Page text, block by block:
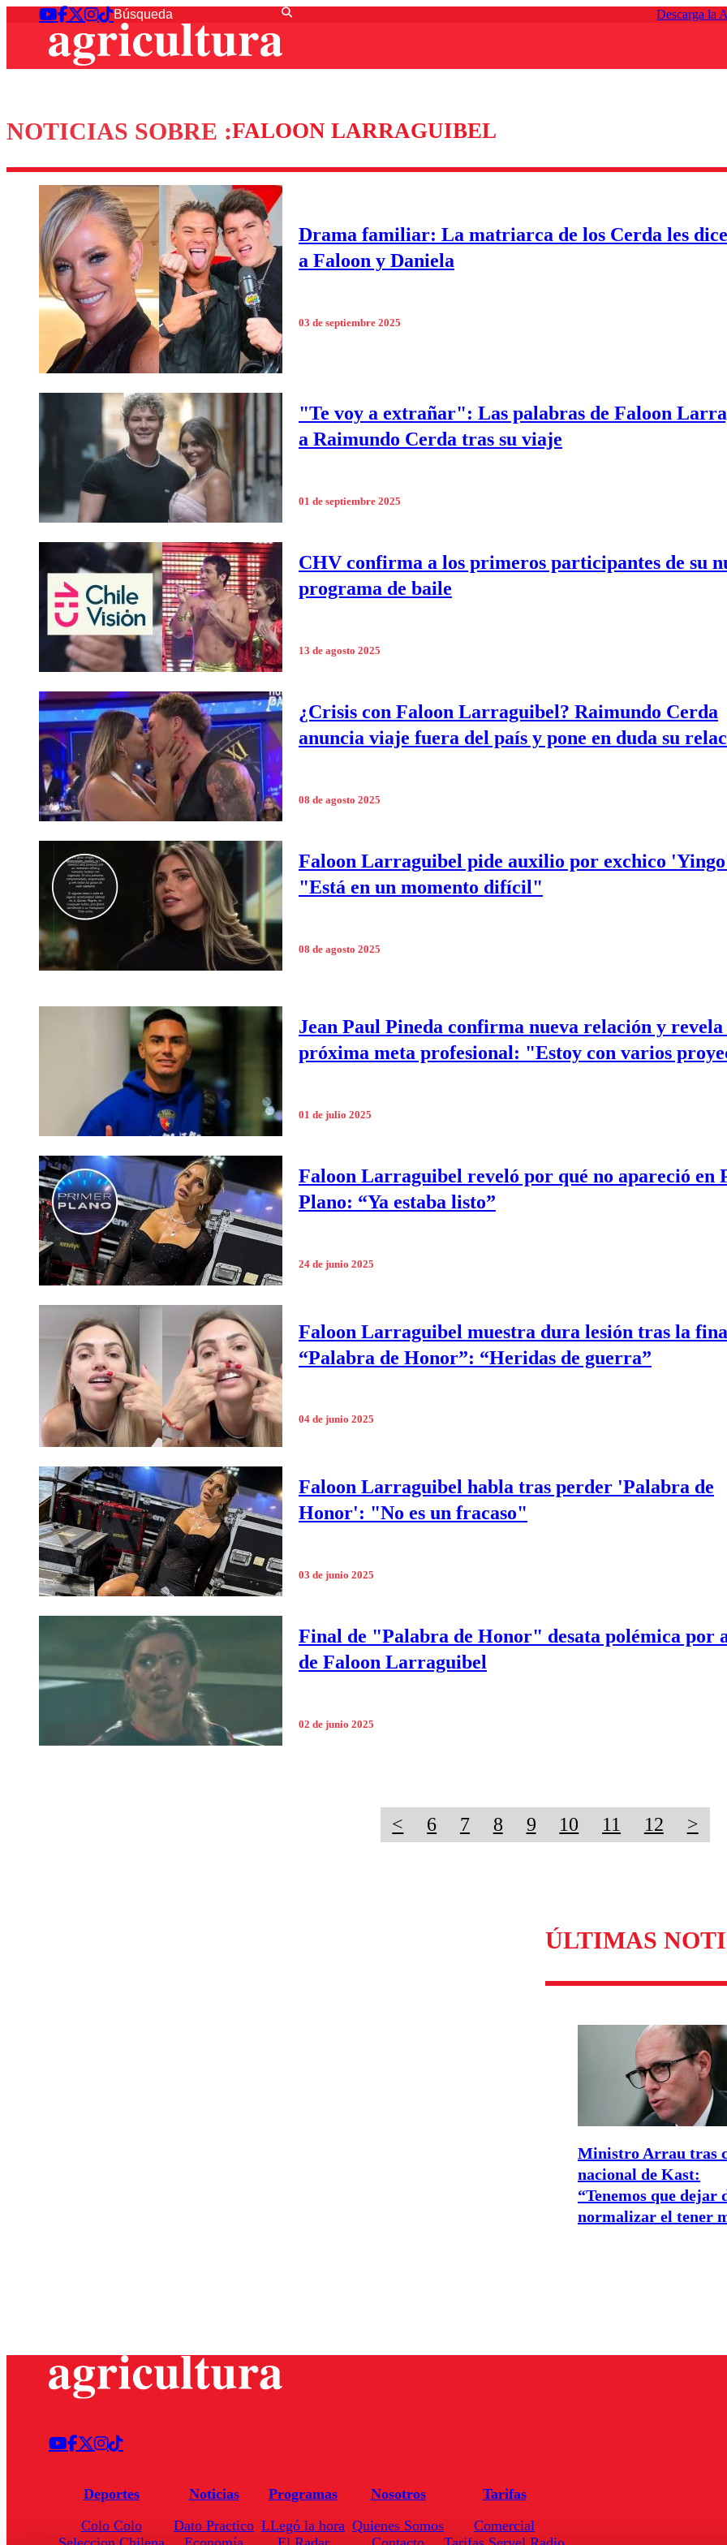
Descarga la
NOTICIAS SOBRE :FALOON LARRAGUIBEL
Drama familiar: La matriarca de los Cerda les
a Faloon y Daniela
03 de septiembre 2025
"Te voy a extrañar": Las palabras de Faloon
a Raimundo Cerda tras su viaje
01 de septiembre 2025
CHV confirma a los primeros participantes de su
programa de baile
13 de agosto 2025
¿Crisis con Faloon Larraguibel? Raimundo Cerda
anuncia viaje fuera del país y pone en duda su
08 de agosto 2025
Faloon Larraguibel pide auxilio por exchico
"Está en un momento difícil"
08 de agosto 2025
Jean Paul Pineda confirma nueva relación y revela
próxima meta profesional: "Estoy con varios
01 de julio 2025
Faloon Larraguibel reveló por qué no apareció en
Plano: “Ya estaba listo”
24 de junio 2025
Faloon Larraguibel muestra dura lesión tras la
“Palabra de Honor”: “Heridas de guerra”
04 de junio 2025
Faloon Larraguibel habla tras perder 'Palabra de
Honor': "No es un fracaso"
03 de junio 2025
Final de "Palabra de Honor" desata polémica por
de Faloon Larraguibel
02 de junio 2025
< 6 7 8 9 10 11 12 >
ÚLTIMAS
Ministro Arrau tras
nacional de Kast:
“Tenemos que dejar
normalizar el tener
Deportes
Colo Colo
Noticias
Dato Practico
Programas
LLegó la hora
Nosotros
Quienes Somos
Tarifas
Comercial